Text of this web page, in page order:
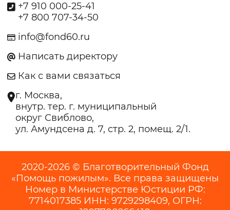
+7 910 000-25-41
+7 800 707-34-50
info@fond60.ru
Написать директору
Как с вами связаться
г. Москва,
внутр. тер. г. муниципальный
округ Свиблово,
ул. Амундсена д. 7, стр. 2, помещ. 2/1.
2020-2026 © Благотворительный Фонд
«Помощь пожилым». Все права защищены
Номер в Министерстве Юстиции РФ:
7714017385 ИНН: 9729298409, ОГРН: